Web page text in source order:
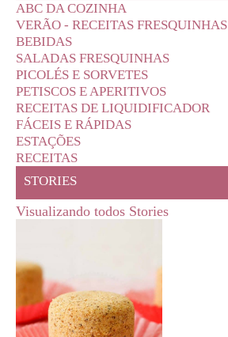
ABC DA COZINHA
VERÃO - RECEITAS FRESQUINHAS
BEBIDAS
SALADAS FRESQUINHAS
PICOLÉS E SORVETES
PETISCOS E APERITIVOS
RECEITAS DE LIQUIDIFICADOR
FÁCEIS E RÁPIDAS
ESTAÇÕES
RECEITAS
STORIES
Visualizando todos Stories